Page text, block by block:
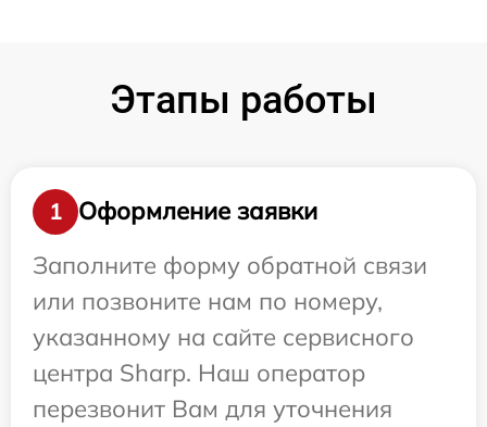
Этапы работы
1
Оформление заявки
Заполните форму обратной связи
или позвоните нам по номеру,
указанному на сайте сервисного
центра Sharp. Наш оператор
перезвонит Вам для уточнения